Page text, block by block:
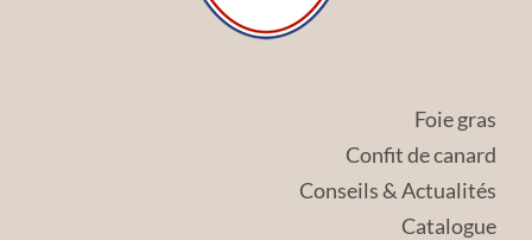
Foie gras
Confit de canard
Conseils & Actualités
Catalogue